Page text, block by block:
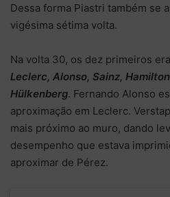
Dessa forma Piastri também se
vigésima sétima volta.
Na volta 30, os dez primeiros
Leclerc, Alonso, Sainz,
Hülkenberg. Fernando Alonso
aproximação em Leclerc.
mais próximo ao muro, dando
desempenho que estava
aproximar de Pérez.